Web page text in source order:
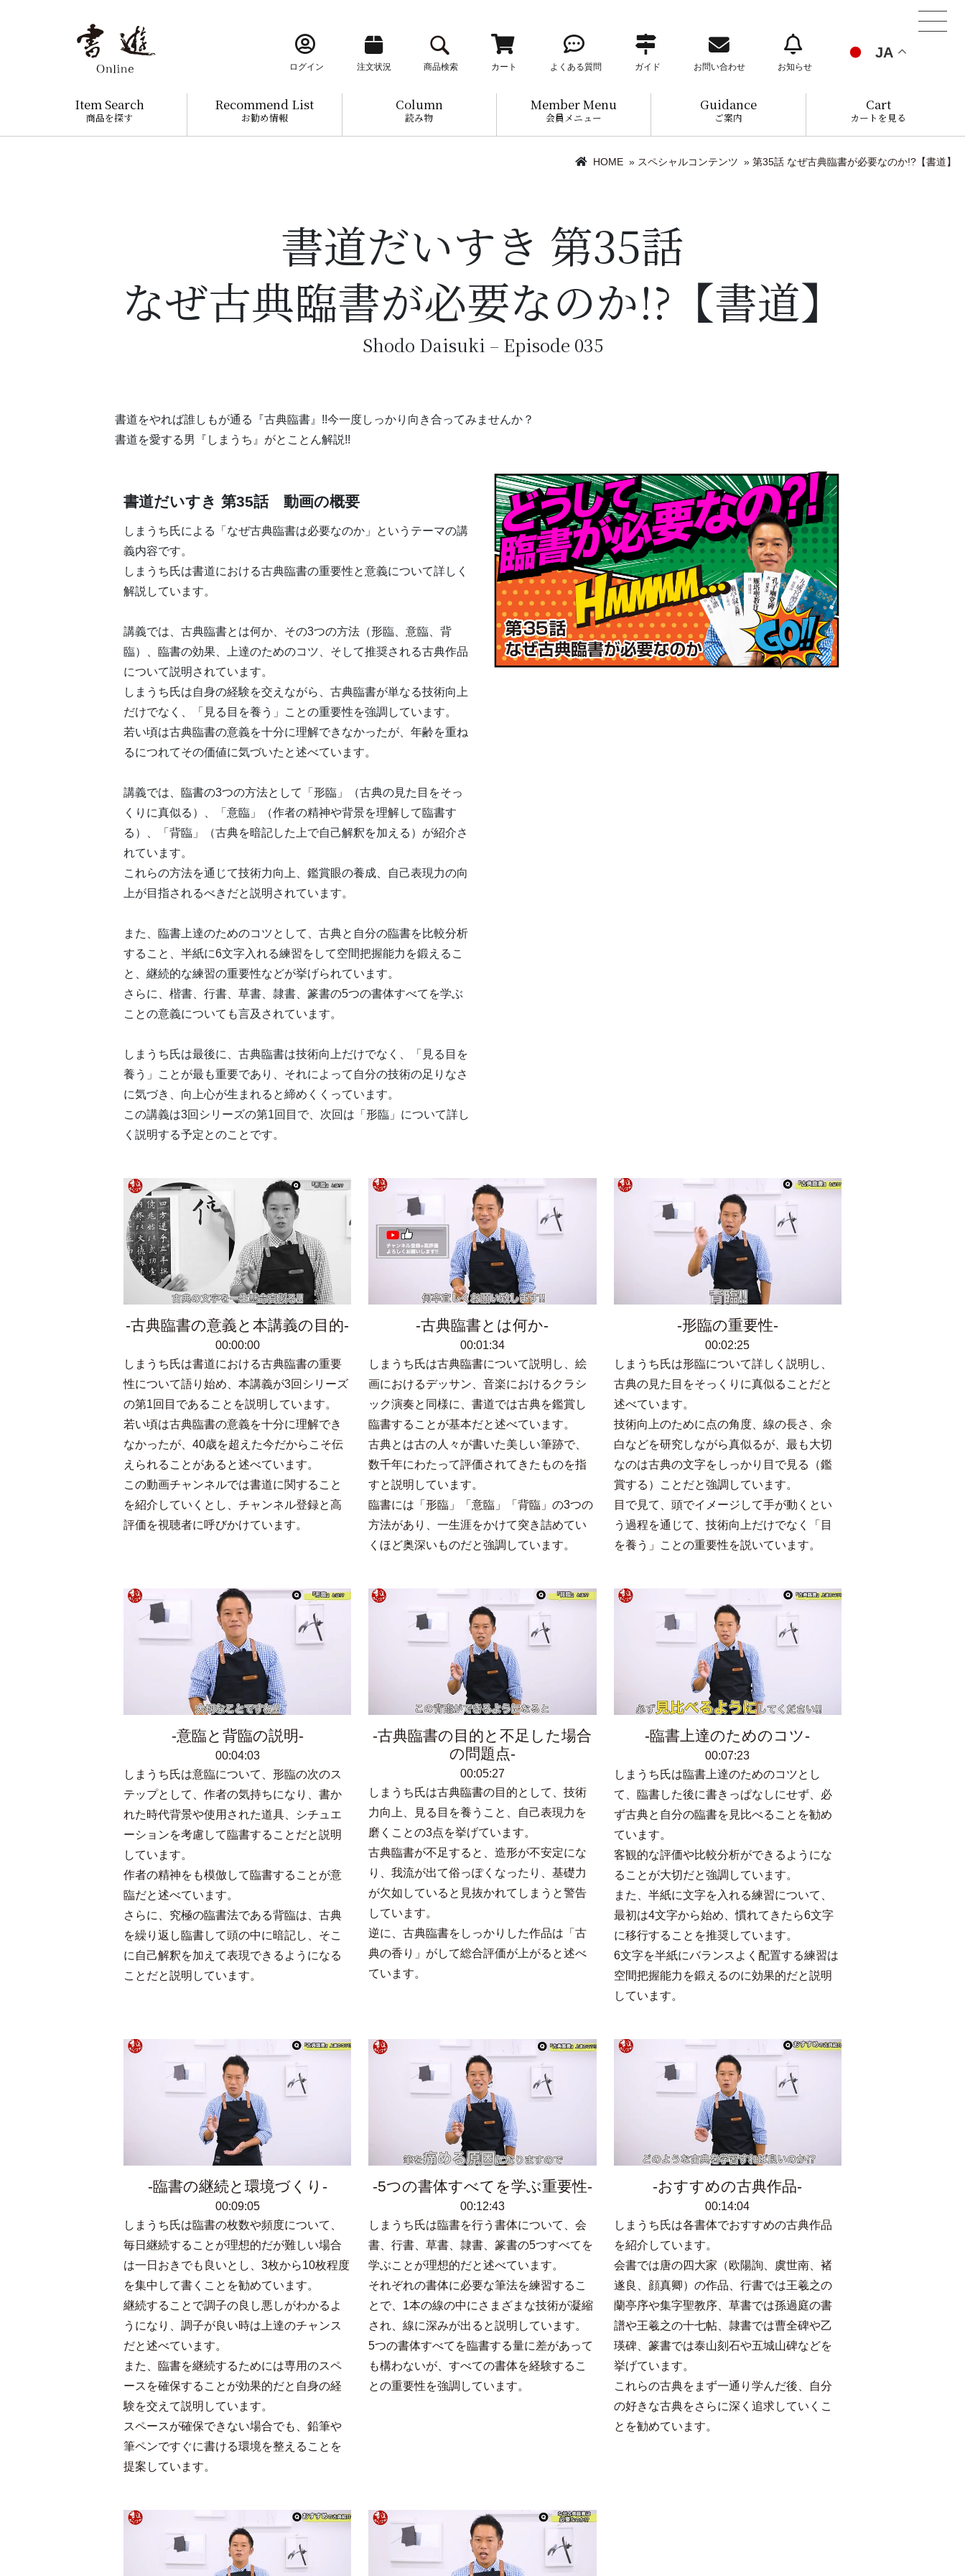
ログイン 注文状況 商品検索 カート よくある質問 ガイド お問い合わせ お知らせ
JA
Item Search
商品を探す
Recommend List
お勧め情報
Column
読み物
Member Menu
会員メニュー
Guidance
ご案内
Cart
カートを見る
HOME » スペシャルコンテンツ » 第35話 なぜ古典臨書が必要なのか!?【書道】
書道だいすき 第35話
なぜ古典臨書が必要なのか!?【書道】
Shodo Daisuki – Episode 035
書道をやれば誰しもが通る『古典臨書』!!今一度しっかり向き合ってみませんか？
書道を愛する男『しまうち』がとことん解説!!
書道だいすき 第35話 動画の概要
しまうち氏による「なぜ古典臨書は必要なのか」というテーマの講
義内容です。
しまうち氏は書道における古典臨書の重要性と意義について詳しく
解説しています。
講義では、古典臨書とは何か、その3つの方法（形臨、意臨、背
臨）、臨書の効果、上達のためのコツ、そして推奨される古典作品
について説明されています。
しまうち氏は自身の経験を交えながら、古典臨書が単なる技術向上
だけでなく、「見る目を養う」ことの重要性を強調しています。
若い頃は古典臨書の意義を十分に理解できなかったが、年齢を重ね
るにつれてその価値に気づいたと述べています。
講義では、臨書の3つの方法として「形臨」（古典の見た目をそっ
くりに真似る）、「意臨」（作者の精神や背景を理解して臨書す
る）、「背臨」（古典を暗記した上で自己解釈を加える）が紹介さ
れています。
これらの方法を通じて技術力向上、鑑賞眼の養成、自己表現力の向
上が目指されるべきだと説明されています。
また、臨書上達のためのコツとして、古典と自分の臨書を比較分析
すること、半紙に6文字入れる練習をして空間把握能力を鍛えるこ
と、継続的な練習の重要性などが挙げられています。
さらに、楷書、行書、草書、隷書、篆書の5つの書体すべてを学ぶ
ことの意義についても言及されています。
しまうち氏は最後に、古典臨書は技術向上だけでなく、「見る目を
養う」ことが最も重要であり、それによって自分の技術の足りなさ
に気づき、向上心が生まれると締めくくっています。
この講義は3回シリーズの第1回目で、次回は「形臨」について詳し
く説明する予定とのことです。
古典臨書の意義と本講義の目的
00:00:00
しまうち氏は書道における古典臨書の重要
性について語り始め、本講義が3回シリーズ
の第1回目であることを説明しています。
若い頃は古典臨書の意義を十分に理解でき
なかったが、40歳を超えた今だからこそ伝
えられることがあると述べています。
この動画チャンネルでは書道に関すること
を紹介していくとし、チャンネル登録と高
評価を視聴者に呼びかけています。
古典臨書とは何か
00:01:34
しまうち氏は古典臨書について説明し、絵
画におけるデッサン、音楽におけるクラシ
ック演奏と同様に、書道では古典を鑑賞し
臨書することが基本だと述べています。
古典とは古の人々が書いた美しい筆跡で、
数千年にわたって評価されてきたものを指
すと説明しています。
臨書には「形臨」「意臨」「背臨」の3つの
方法があり、一生涯をかけて突き詰めてい
くほど奥深いものだと強調しています。
形臨の重要性
00:02:25
しまうち氏は形臨について詳しく説明し、
古典の見た目をそっくりに真似ることだと
述べています。
技術向上のために点の角度、線の長さ、余
白などを研究しながら真似るが、最も大切
なのは古典の文字をしっかり目で見る（鑑
賞する）ことだと強調しています。
目で見て、頭でイメージして手が動くとい
う過程を通じて、技術向上だけでなく「目
を養う」ことの重要性を説いています。
意臨と背臨の説明
00:04:03
しまうち氏は意臨について、形臨の次のス
テップとして、作者の気持ちになり、書か
れた時代背景や使用された道具、シチュエ
ーションを考慮して臨書することだと説明
しています。
作者の精神をも模倣して臨書することが意
臨だと述べています。
さらに、究極の臨書法である背臨は、古典
を繰り返し臨書して頭の中に暗記し、そこ
に自己解釈を加えて表現できるようになる
ことだと説明しています。
古典臨書の目的と不足した場合
の問題点
00:05:27
しまうち氏は古典臨書の目的として、技術
力向上、見る目を養うこと、自己表現力を
磨くことの3点を挙げています。
古典臨書が不足すると、造形が不安定にな
り、我流が出て俗っぽくなったり、基礎力
が欠如していると見抜かれてしまうと警告
しています。
逆に、古典臨書をしっかりした作品は「古
典の香り」がして総合評価が上がると述べ
ています。
臨書上達のためのコツ
00:07:23
しまうち氏は臨書上達のためのコツとし
て、臨書した後に書きっぱなしにせず、必
ず古典と自分の臨書を見比べることを勧め
ています。
客観的な評価や比較分析ができるようにな
ることが大切だと強調しています。
また、半紙に文字を入れる練習について、
最初は4文字から始め、慣れてきたら6文字
に移行することを推奨しています。
6文字を半紙にバランスよく配置する練習は
空間把握能力を鍛えるのに効果的だと説明
しています。
臨書の継続と環境づくり
00:09:05
しまうち氏は臨書の枚数や頻度について、
毎日継続することが理想的だが難しい場合
は一日おきでも良いとし、3枚から10枚程度
を集中して書くことを勧めています。
継続することで調子の良し悪しがわかるよ
うになり、調子が良い時は上達のチャンス
だと述べています。
また、臨書を継続するためには専用のスペ
ースを確保することが効果的だと自身の経
験を交えて説明しています。
スペースが確保できない場合でも、鉛筆や
筆ペンですぐに書ける環境を整えることを
提案しています。
5つの書体すべてを学ぶ重要性
00:12:43
しまうち氏は臨書を行う書体について、会
書、行書、草書、隷書、篆書の5つすべてを
学ぶことが理想的だと述べています。
それぞれの書体に必要な筆法を練習するこ
とで、1本の線の中にさまざまな技術が凝縮
され、線に深みが出ると説明しています。
5つの書体すべてを臨書する量に差があって
も構わないが、すべての書体を経験するこ
との重要性を強調しています。
おすすめの古典作品
00:14:04
しまうち氏は各書体でおすすめの古典作品
を紹介しています。
会書では唐の四大家（欧陽詢、虞世南、褚
遂良、顔真卿）の作品、行書では王羲之の
蘭亭序や集字聖教序、草書では孫過庭の書
譜や王羲之の十七帖、隷書では曹全碑や乙
瑛碑、篆書では泰山刻石や五城山碑などを
挙げています。
これらの古典をまず一通り学んだ後、自分
の好きな古典をさらに深く追求していくこ
とを勧めています。